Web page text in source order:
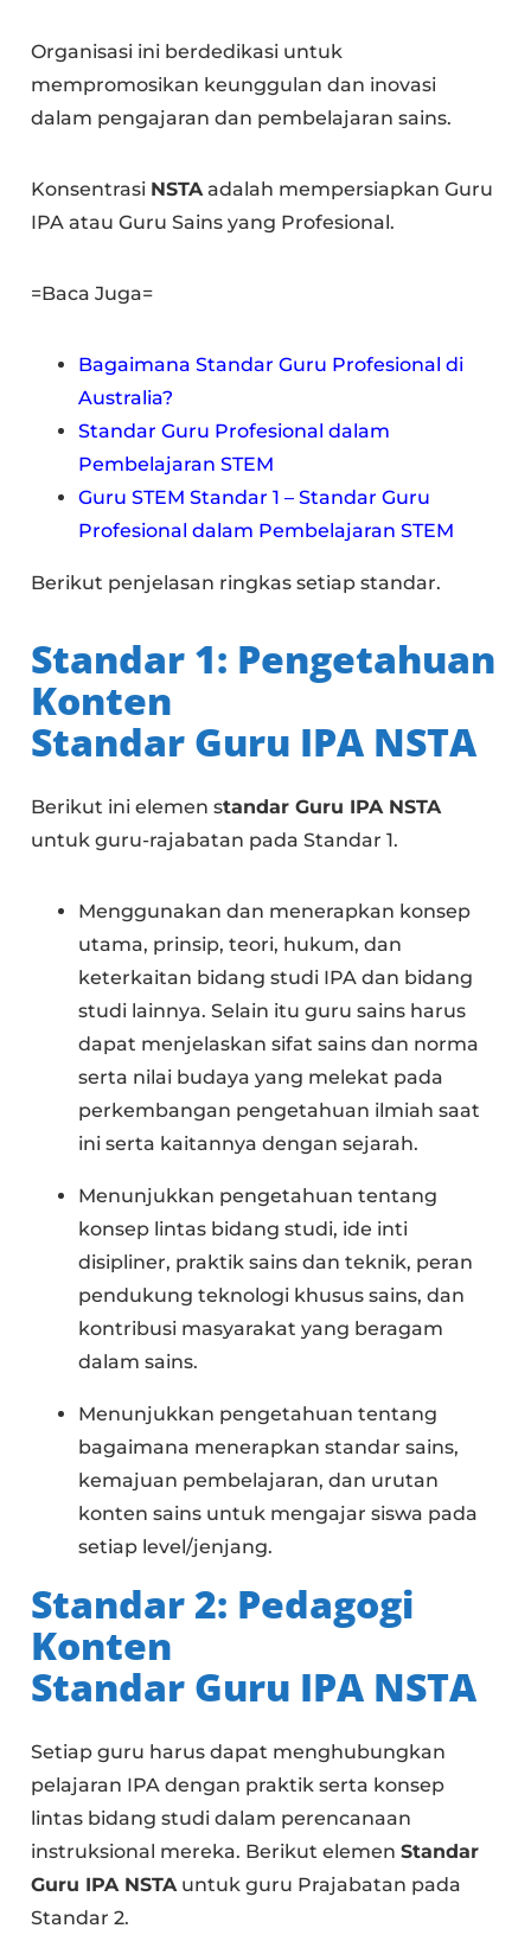
Organisasi ini berdedikasi untuk
mempromosikan keunggulan dan inovasi
dalam pengajaran dan pembelajaran sains.
Konsentrasi NSTAadalah mempersiapkan Guru
IPA atau Guru Sains yang Profesional.
=Baca Juga=
Bagaimana Standar Guru Profesional di
Australia?
Standar Guru Profesional dalam
Pembelajaran STEM
Guru STEM Standar 1 – Standar Guru
Profesional dalam Pembelajaran STEM
Berikut penjelasan ringkas setiap standar.
Standar 1: Pengetahuan
Konten
Standar Guru IPA NSTA
Berikut ini elemen standar Guru IPA NSTA
untuk guru-rajabatan pada Standar 1.
Menggunakan dan menerapkan konsep
utama, prinsip, teori, hukum, dan
keterkaitan bidang studi IPA dan bidang
studi lainnya. Selain itu guru sains harus
dapat menjelaskan sifat sains dan norma
serta nilai budaya yang melekat pada
perkembangan pengetahuan ilmiah saat
ini serta kaitannya dengan sejarah.
Menunjukkan pengetahuan tentang
konsep lintas bidang studi, ide inti
disipliner, praktik sains dan teknik, peran
pendukung teknologi khusus sains, dan
kontribusi masyarakat yang beragam
dalam sains.
Menunjukkan pengetahuan tentang
bagaimana menerapkan standar sains,
kemajuan pembelajaran, dan urutan
konten sains untuk mengajar siswa pada
setiap level/jenjang.
Standar 2: Pedagogi
Konten
Standar Guru IPA NSTA
Setiap guru harus dapat menghubungkan
pelajaran IPA dengan praktik serta konsep
lintas bidang studi dalam perencanaan
instruksional mereka. Berikut elemenStandar
Guru IPA NSTAuntuk guru Prajabatan pada
Standar 2.